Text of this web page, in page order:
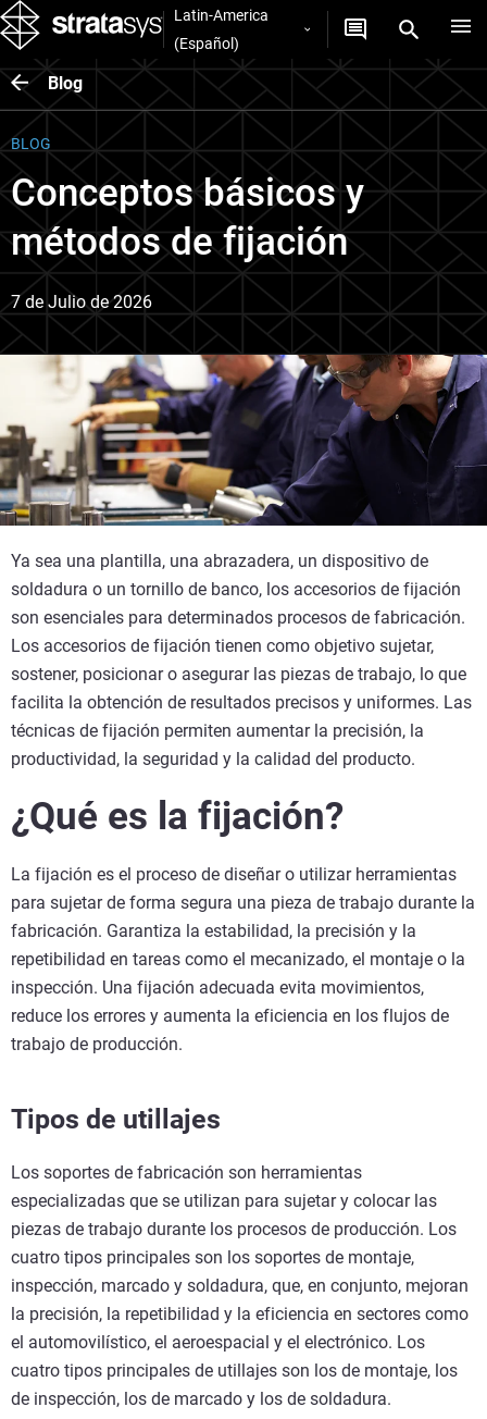
Latin-America
(Español)
Blog
BLOG
Conceptos básicos y
métodos de fijación
7 de Julio de 2026
Ya sea una plantilla, una abrazadera, un dispositivo de
soldadura o un tornillo de banco, los accesorios de fijación
son esenciales para determinados procesos de fabricación.
Los accesorios de fijación tienen como objetivo sujetar,
sostener, posicionar o asegurar las piezas de trabajo, lo que
facilita la obtención de resultados precisos y uniformes. Las
técnicas de fijación permiten aumentar la precisión, la
productividad, la seguridad y la calidad del producto.
¿Qué es la fijación?
La fijación es el proceso de diseñar o utilizar herramientas
para sujetar de forma segura una pieza de trabajo durante la
fabricación. Garantiza la estabilidad, la precisión y la
repetibilidad en tareas como el mecanizado, el montaje o la
inspección. Una fijación adecuada evita movimientos,
reduce los errores y aumenta la eficiencia en los flujos de
trabajo de producción.
Tipos de utillajes
Los soportes de fabricación son herramientas
especializadas que se utilizan para sujetar y colocar las
piezas de trabajo durante los procesos de producción. Los
cuatro tipos principales son los soportes de montaje,
inspección, marcado y soldadura, que, en conjunto, mejoran
la precisión, la repetibilidad y la eficiencia en sectores como
el automovilístico, el aeroespacial y el electrónico. Los
cuatro tipos principales de utillajes son los de montaje, los
de inspección, los de marcado y los de soldadura.